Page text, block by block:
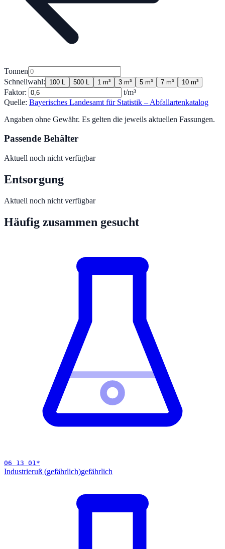
Tonnen
Schnellwahl:
100 L 500 L 1 m³ 3 m³ 5 m³ 7 m³ 10 m³
Faktor:
t/m³
Quelle: Bayerisches Landesamt für Statistik – Abfallartenkatalog
Angaben ohne Gewähr. Es gelten die jeweils aktuellen Fassungen.
Passende Behälter
Aktuell noch nicht verfügbar
Entsorgung
Aktuell noch nicht verfügbar
Häufig zusammen gesucht
06 13 01 *
Industrieruß (gefährlich)gefährlich